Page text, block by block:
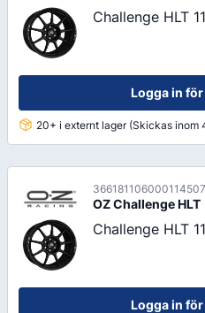
Challenge HLT
Logga in
20+ i externt lager (Skickas inom
OZChallenge HLT
Challenge HLT
Logga in